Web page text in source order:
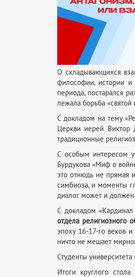
О складывающихся
философии, истории и
периода, постарался
лежала борьба
С докладом на тему
Церкви иерей Виктор
традиционные
С особым интересом
Бурдукова «Миф о
это отнюдь не прямая
симбиоза, и моменты
диалог может и
С докладом «Кардинал
отдела религиозного
эпоху 16-17-го веков
ничто не мешает
Студенты
Итоги круглого